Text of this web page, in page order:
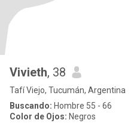
Vivieth, 38
Tafí Viejo, Tucumán, Argentina
Buscando: Hombre 55 - 66
Color de Ojos: Negros